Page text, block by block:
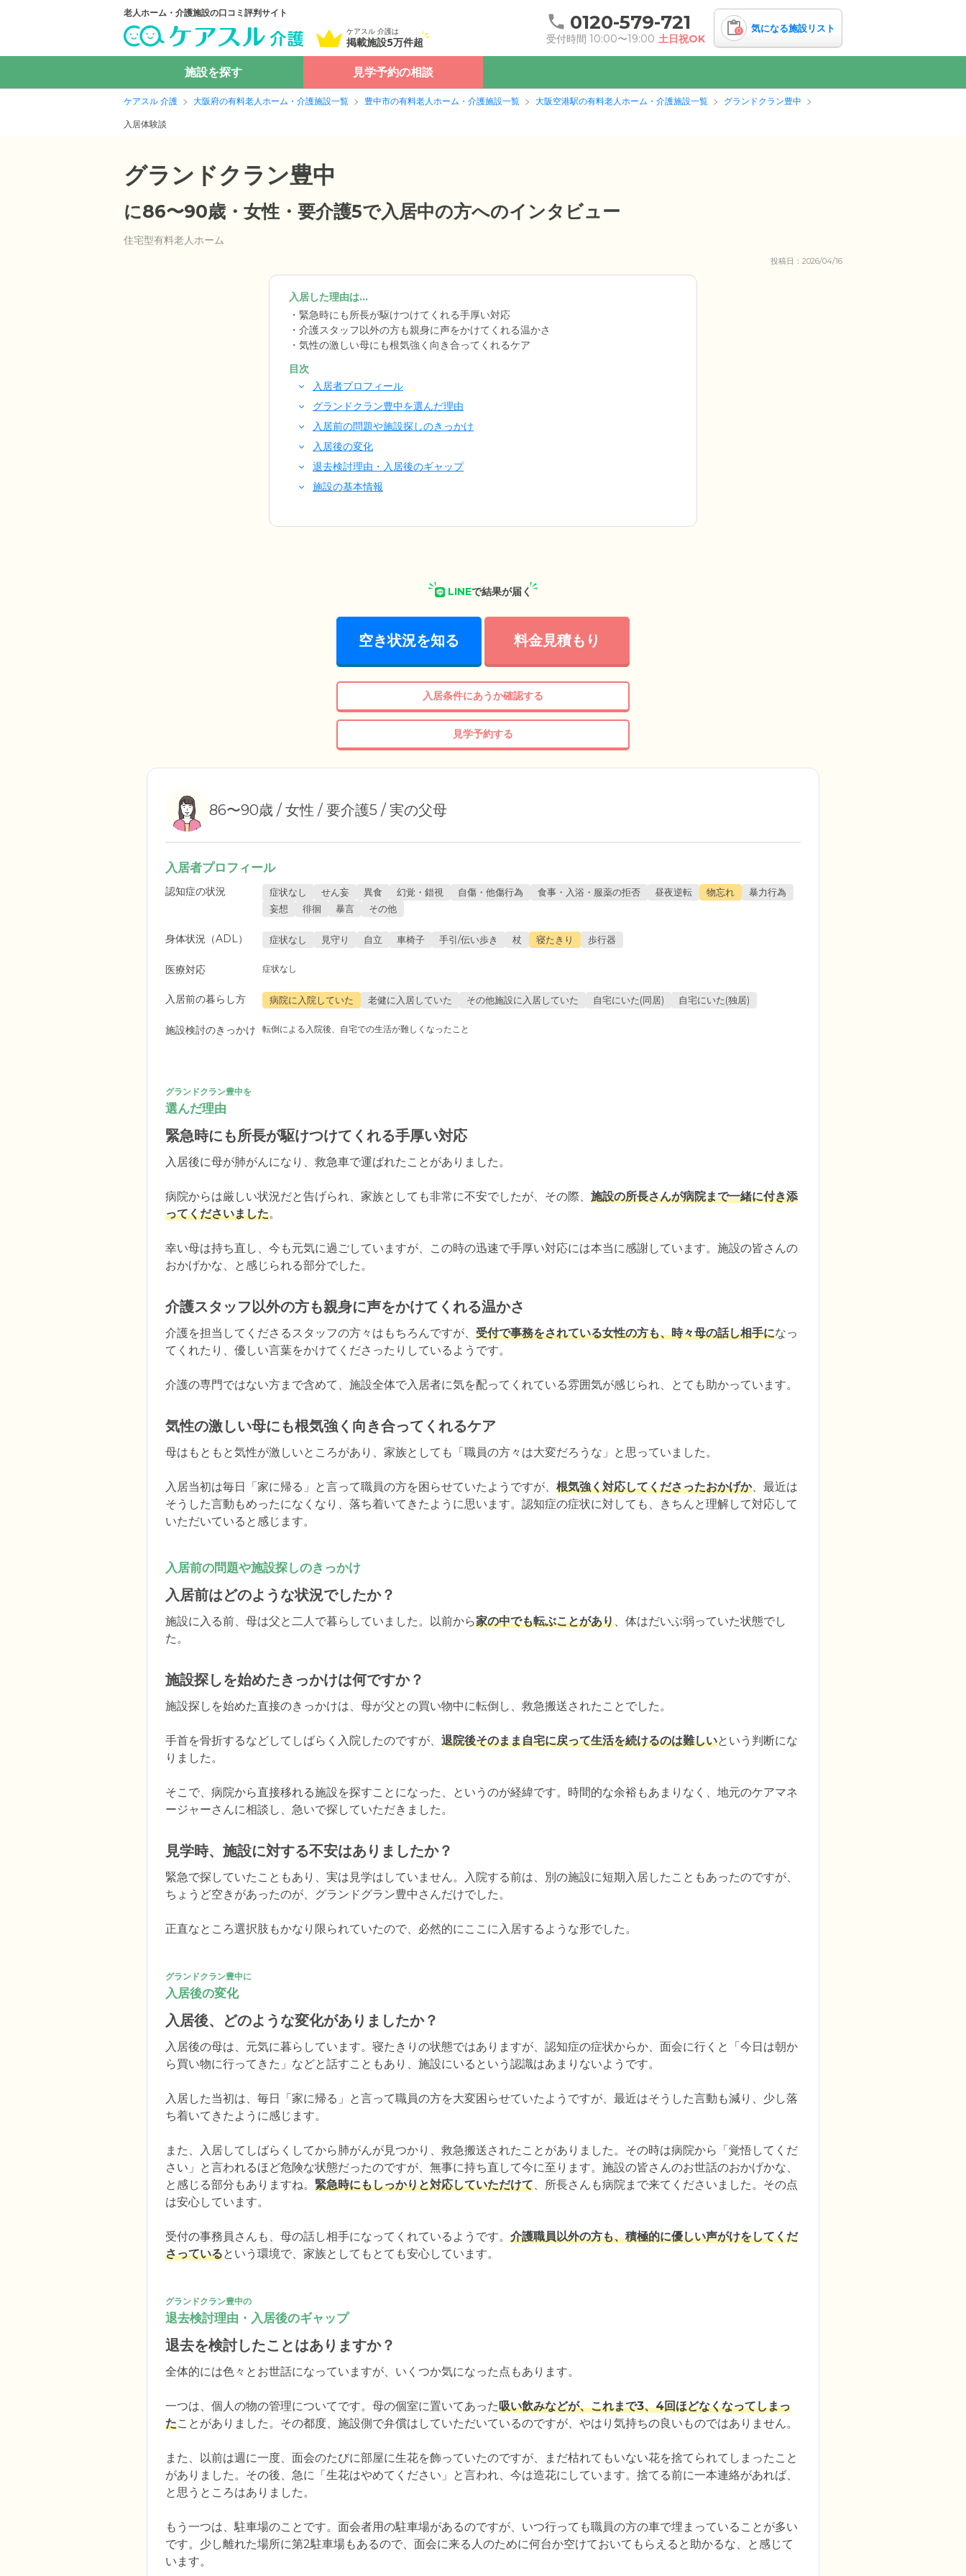
老人ホーム・介護施設の口コミ評判サイト
ケアスル 介護は
掲載施設5万件超
0120-579-721
受付時間 10:00〜19:00 土日祝OK
0 気になる施設リスト
施設を探す 見学予約の相談
ケアスル 介護 大阪府の有料老人ホーム・介護施設一覧 豊中市の有料老人ホーム・介護施設一覧 大阪空港駅の有料老人ホーム・介護施設一覧 グランドクラン豊中
入居体験談
グランドクラン豊中
に86〜90歳・女性・要介護5で入居中の方へのインタビュー
住宅型有料老人ホーム
投稿日：2026/04/16
入居した理由は...
緊急時にも所長が駆けつけてくれる手厚い対応
介護スタッフ以外の方も親身に声をかけてくれる温かさ
気性の激しい母にも根気強く向き合ってくれるケア
目次
入居者プロフィール
グランドクラン豊中を選んだ理由
入居前の問題や施設探しのきっかけ
入居後の変化
退去検討理由・入居後のギャップ
施設の基本情報
LINEで結果が届く
空き状況を知る 料金見積もり
入居条件にあうか確認する
見学予約する
86〜90歳 / 女性 / 要介護5 / 実の父母
入居者プロフィール
認知症の状況 症状なし せん妄 異食 幻覚・錯視 自傷・他傷行為 食事・入浴・服薬の拒否 昼夜逆転 物忘れ
暴力行為
妄想
徘徊 暴言 その他
身体状況（ADL） 症状なし 見守り 自立 車椅子 手引/伝い歩き 杖 寝たきり 歩行器
医療対応 症状なし
入居前の暮らし方 病院に入院していた 老健に入居していた その他施設に入居していた 自宅にいた(同居) 自宅にいた(独居)
施設検討のきっかけ 転倒による入院後、自宅での生活が難しくなったこと
グランドクラン豊中を
選んだ理由
緊急時にも所長が駆けつけてくれる手厚い対応
入居後に母が肺がんになり、救急車で運ばれたことがありました。
病院からは厳しい状況だと告げられ、家族としても非常に不安でしたが、その際、 施設の所長さんが病院まで一緒に付き添
ってくださいました。
幸い母は持ち直し、今も元気に過ごしていますが、この時の迅速で手厚い対応には本当に感謝しています。施設の皆さんの
おかげかな、と感じられる部分でした。
介護スタッフ以外の方も親身に声をかけてくれる温かさ
介護を担当してくださるスタッフの方々はもちろんですが、 受付で事務をされている女性の方も、時々母の話し相手になっ
てくれたり、優しい言葉をかけてくださったりしているようです。
介護の専門ではない方まで含めて、施設全体で入居者に気を配ってくれている雰囲気が感じられ、とても助かっています。
気性の激しい母にも根気強く向き合ってくれるケア
母はもともと気性が激しいところがあり、家族としても「職員の方々は大変だろうな」と思っていました。
入居当初は毎日「家に帰る」と言って職員の方を困らせていたようですが、 根気強く対応してくださったおかげか、最近は
そうした言動もめったになくなり、落ち着いてきたように思います。認知症の症状に対しても、きちんと理解して対応して
いただいていると感じます。
入居前の問題や施設探しのきっかけ
入居前はどのような状況でしたか？
施設に入る前、母は父と二人で暮らしていました。以前から家の中でも転ぶことがあり、体はだいぶ弱っていた状態でし
た。
施設探しを始めたきっかけは何ですか？
施設探しを始めた直接のきっかけは、母が父との買い物中に転倒し、救急搬送されたことでした。
手首を骨折するなどしてしばらく入院したのですが、 退院後そのまま自宅に戻って生活を続けるのは難しいという判断にな
りました。
そこで、病院から直接移れる施設を探すことになった、というのが経緯です。時間的な余裕もあまりなく、地元のケアマネ
ージャーさんに相談し、急いで探していただきました。
見学時、施設に対する不安はありましたか？
緊急で探していたこともあり、実は見学はしていません。入院する前は、別の施設に短期入居したこともあったのですが、
ちょうど空きがあったのが、グランドグラン豊中さんだけでした。
正直なところ選択肢もかなり限られていたので、必然的にここに入居するような形でした。
グランドクラン豊中に
入居後の変化
入居後、どのような変化がありましたか？
入居後の母は、元気に暮らしています。寝たきりの状態ではありますが、認知症の症状からか、面会に行くと「今日は朝か
ら買い物に行ってきた」などと話すこともあり、施設にいるという認識はあまりないようです。
入居した当初は、毎日「家に帰る」と言って職員の方を大変困らせていたようですが、最近はそうした言動も減り、少し落
ち着いてきたように感じます。
また、入居してしばらくしてから肺がんが見つかり、救急搬送されたことがありました。その時は病院から「覚悟してくだ
さい」と言われるほど危険な状態だったのですが、無事に持ち直して今に至ります。施設の皆さんのお世話のおかげかな、
と感じる部分もありますね。 緊急時にもしっかりと対応していただけて、所長さんも病院まで来てくださいました。その点
は安心しています。
受付の事務員さんも、母の話し相手になってくれているようです。 介護職員以外の方も、積極的に優しい声がけをしてくだ
さっているという環境で、家族としてもとても安心しています。
グランドクラン豊中の
退去検討理由・入居後のギャップ
退去を検討したことはありますか？
全体的には色々とお世話になっていますが、いくつか気になった点もあります。
一つは、個人の物の管理についてです。母の個室に置いてあった吸い飲みなどが、これまで3、4回ほどなくなってしまっ
たことがありました。その都度、施設側で弁償はしていただいているのですが、やはり気持ちの良いものではありません。
また、以前は週に一度、面会のたびに部屋に生花を飾っていたのですが、まだ枯れてもいない花を捨てられてしまったこと
がありました。その後、急に「生花はやめてください」と言われ、今は造花にしています。捨てる前に一本連絡があれば、
と思うところはありました。
もう一つは、駐車場のことです。面会者用の駐車場があるのですが、いつ行っても職員の方の車で埋まっていることが多い
です。少し離れた場所に第2駐車場もあるので、面会に来る人のために何台か空けておいてもらえると助かるな、と感じて
います。